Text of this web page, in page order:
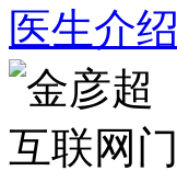
医生介绍